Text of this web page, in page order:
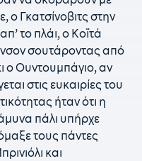
ο Γκατσίνοβιτς στην
το πλάι, ο Κοϊτά
σουτάροντας από
ο Ουντουμπάγιο, αν
στις ευκαιρίες του
ήταν ότι η
πάλι υπήρχε
τους πάντες
και